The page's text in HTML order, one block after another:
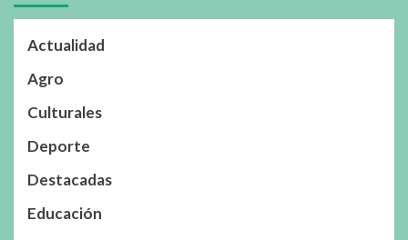
Actualidad
Agro
Culturales
Deporte
Destacadas
Educación